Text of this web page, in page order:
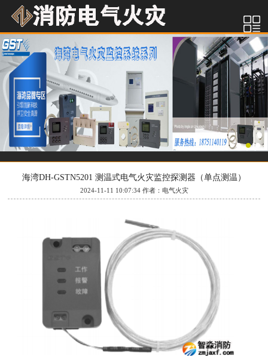
海湾DH-GSTN5201 测温式电气火灾监控探测器（单点测温）
2024-11-11 10:07:34 作者：电气火灾